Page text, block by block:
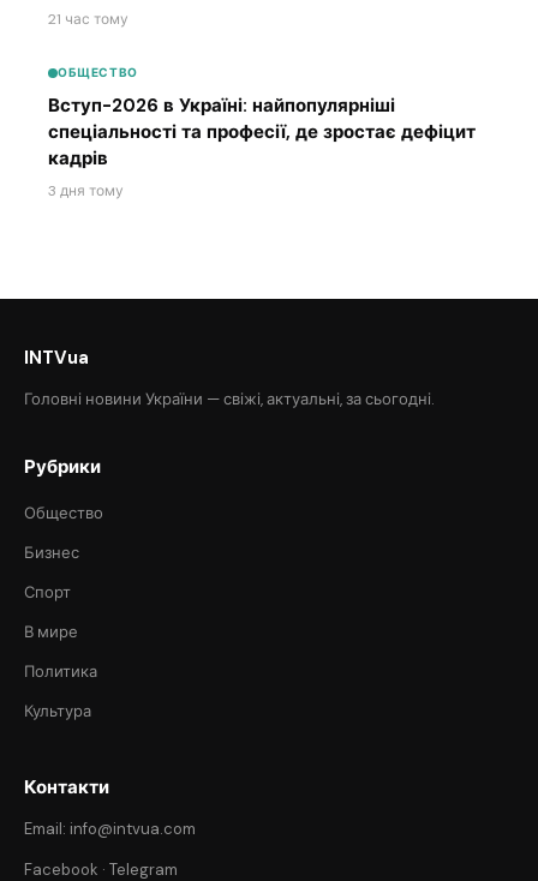
21 час тому
ОБЩЕСТВО
Вступ-2026 в Україні: найпопулярніші
спеціальності та професії, де зростає дефіцит
кадрів
3 дня тому
INTVua
Головні новини України — свіжі, актуальні, за сьогодні.
Рубрики
Общество
Бизнес
Спорт
В мире
Политика
Культура
Контакти
Email: info@intvua.com
Facebook · Telegram